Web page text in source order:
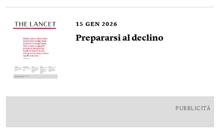
15 GEN 2026
Prepararsi al declino
PUBBLICITÀ